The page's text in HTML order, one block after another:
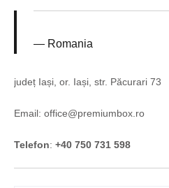
Romania
județ Iași, or. Iași, str. Păcurari 73
Email: office@premiumbox.ro
Telefon: +40 750 731 598